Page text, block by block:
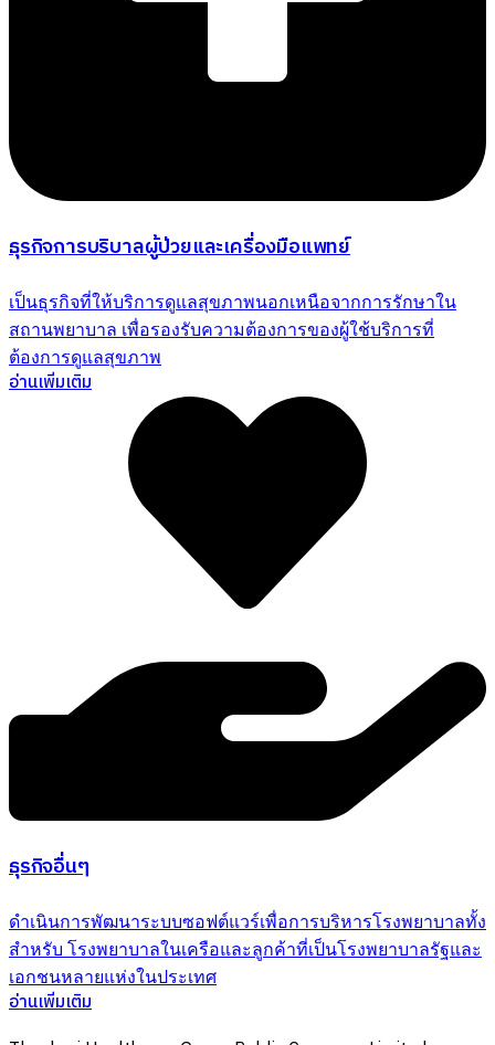
ธุรกิจการบริบาลผู้ป่วยและเครื่องมือแพทย์
เป็นธุรกิจที่ให้บริการดูแลสุขภาพนอกเหนือจากการรักษาใน
สถานพยาบาล เพื่อรองรับความต้องการของผู้ใช้บริการที่
ต้องการดูแลสุขภาพ
อ่านเพิ่มเติม
ธุรกิจอื่นๆ
ดำเนินการพัฒนาระบบซอฟต์แวร์เพื่อการบริหารโรงพยาบาลทั้ง
สำหรับ โรงพยาบาลในเครือและลูกค้าที่เป็นโรงพยาบาลรัฐและ
เอกชนหลายแห่งในประเทศ
อ่านเพิ่มเติม